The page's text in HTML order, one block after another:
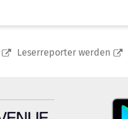
Leserreporter werden